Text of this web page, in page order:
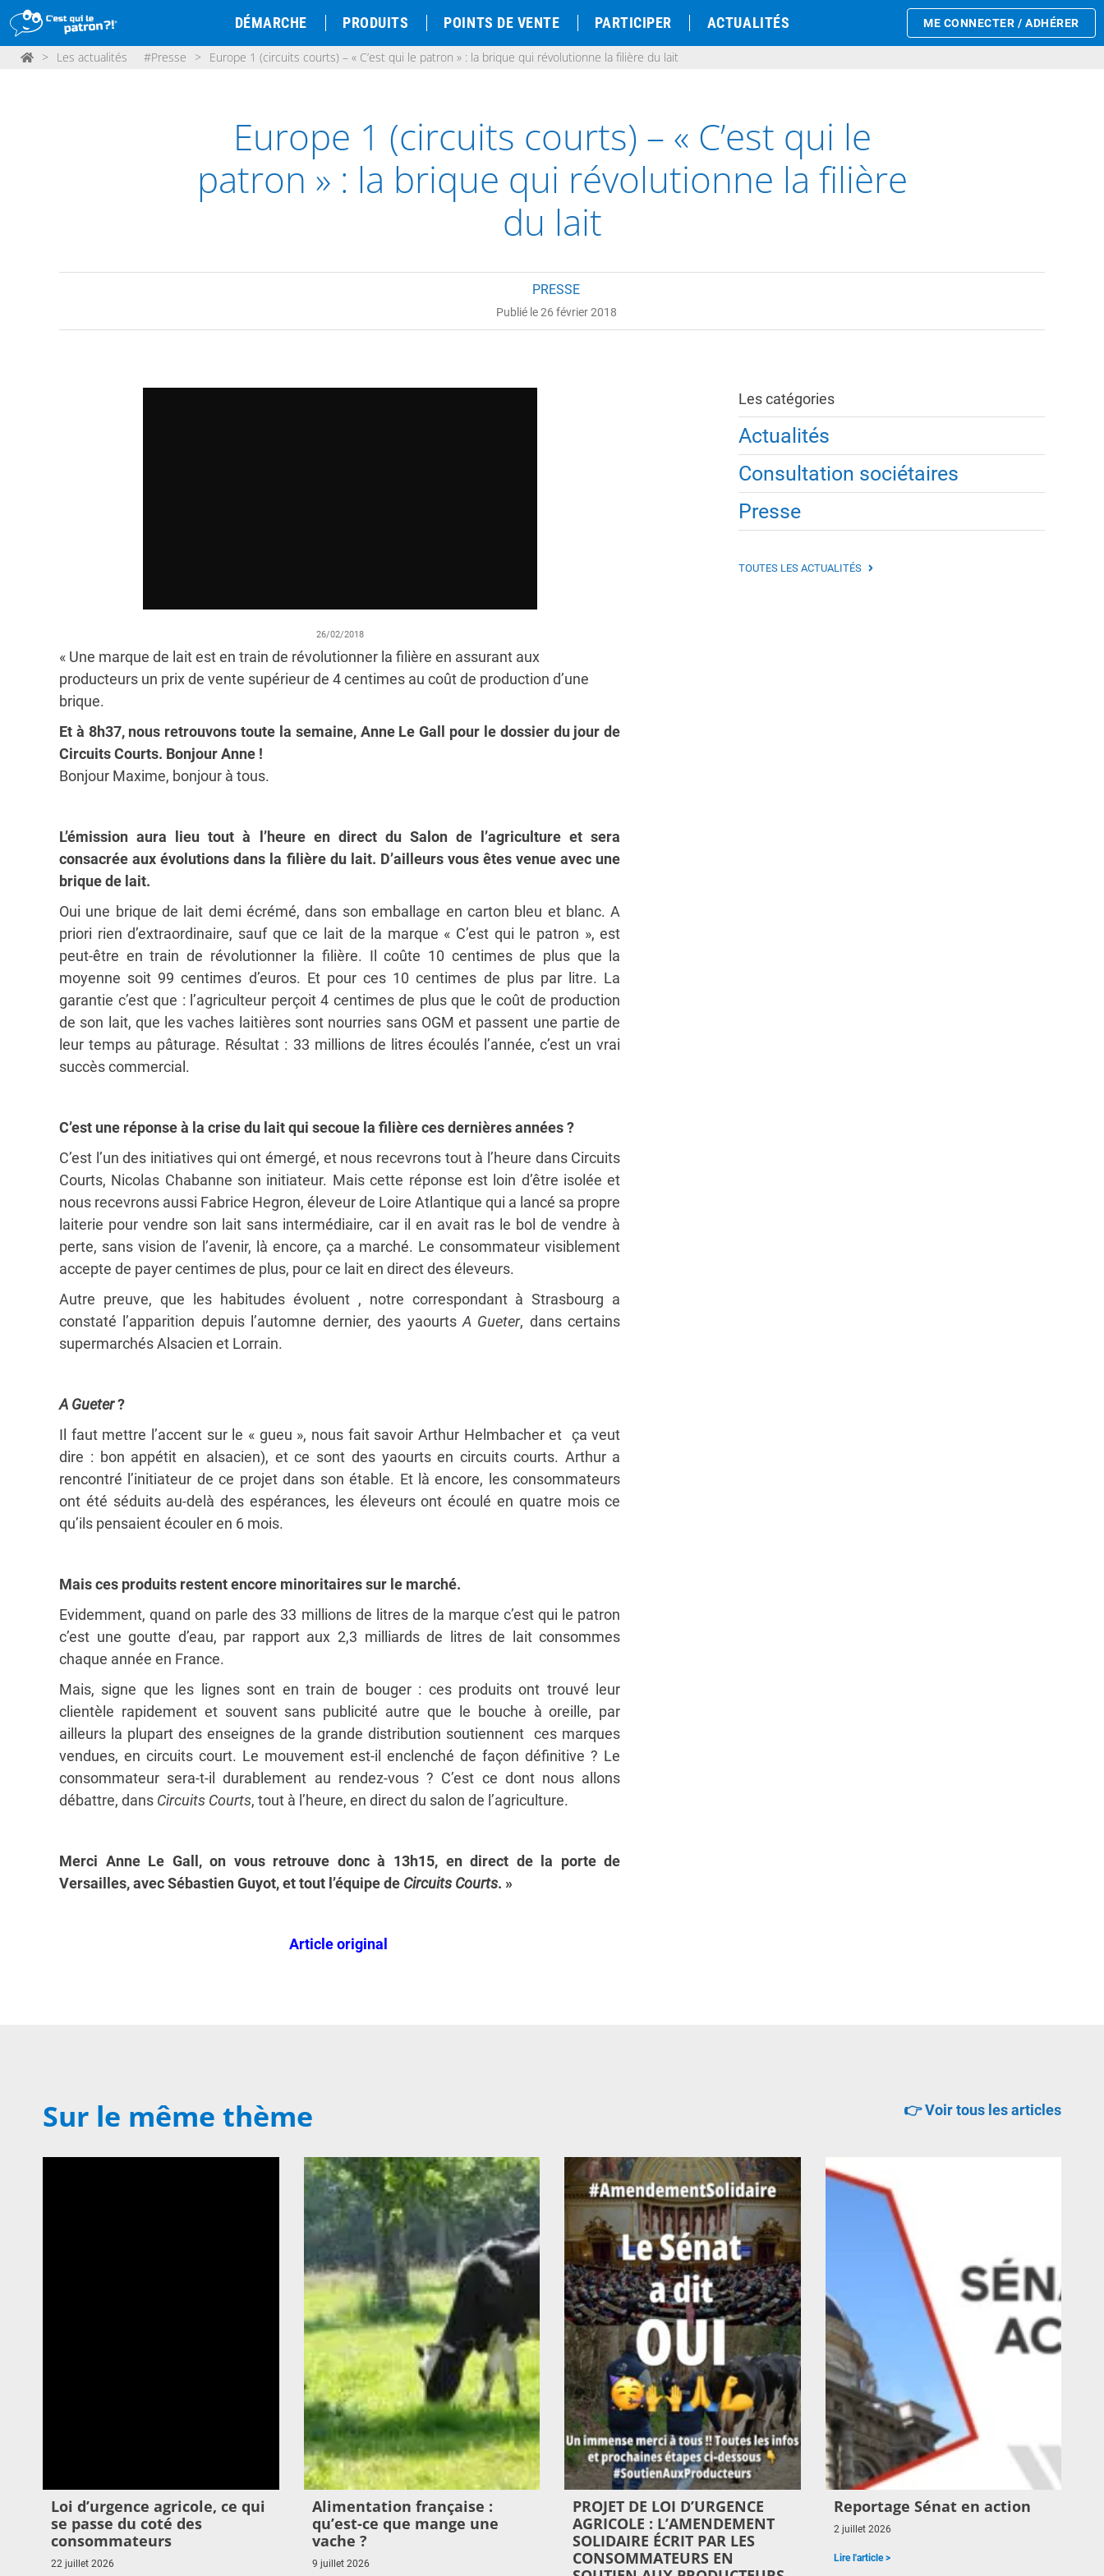
DÉMARCHE PRODUITS POINTS DE VENTE PARTICIPER ACTUALITÉS ME CONNECTER / ADHÉRER
> Les actualités #Presse > Europe 1 (circuits courts) – « C’est qui le patron » : la brique qui révolutionne la filière du lait
Europe 1 (circuits courts) – « C’est qui le
patron » : la brique qui révolutionne la filière
du lait
PRESSE
Publié le 26 février 2018
26/02/2018
« Une marque de lait est en train de révolutionner la filière en assurant aux
producteurs un prix de vente supérieur de 4 centimes au coût de production d’une
brique.
Et à 8h37, nous retrouvons toute la semaine, Anne Le Gall pour le dossier du jour de
Circuits Courts. Bonjour Anne !
Bonjour Maxime, bonjour à tous.
L’émission aura lieu tout à l’heure en direct du Salon de l’agriculture et sera
consacrée aux évolutions dans la filière du lait. D’ailleurs vous êtes venue avec une
brique de lait.
Oui une brique de lait demi écrémé, dans son emballage en carton bleu et blanc. A
priori rien d’extraordinaire, sauf que ce lait de la marque « C’est qui le patron », est
peut-être en train de révolutionner la filière. Il coûte 10 centimes de plus que la
moyenne soit 99 centimes d’euros. Et pour ces 10 centimes de plus par litre. La
garantie c’est que : l’agriculteur perçoit 4 centimes de plus que le coût de production
de son lait, que les vaches laitières sont nourries sans OGM et passent une partie de
leur temps au pâturage. Résultat : 33 millions de litres écoulés l’année, c’est un vrai
succès commercial.
C’est une réponse à la crise du lait qui secoue la filière ces dernières années ?
C’est l’un des initiatives qui ont émergé, et nous recevrons tout à l’heure dans Circuits
Courts, Nicolas Chabanne son initiateur. Mais cette réponse est loin d’être isolée et
nous recevrons aussi Fabrice Hegron, éleveur de Loire Atlantique qui a lancé sa propre
laiterie pour vendre son lait sans intermédiaire, car il en avait ras le bol de vendre à
perte, sans vision de l’avenir, là encore, ça a marché. Le consommateur visiblement
accepte de payer centimes de plus, pour ce lait en direct des éleveurs.
Autre preuve, que les habitudes évoluent , notre correspondant à Strasbourg a
constaté l’apparition depuis l’automne dernier, des yaourtsA Gueter, dans certains
supermarchés Alsacien et Lorrain.
A Gueter?
Il faut mettre l’accent sur le « gueu », nous fait savoir Arthur Helmbacher et ça veut
dire : bon appétit en alsacien), et ce sont des yaourts en circuits courts. Arthur a
rencontré l’initiateur de ce projet dans son étable. Et là encore, les consommateurs
ont été séduits au-delà des espérances, les éleveurs ont écoulé en quatre mois ce
qu’ils pensaient écouler en 6 mois.
Mais ces produits restent encore minoritaires sur le marché.
Evidemment, quand on parle des 33 millions de litres de la marque c’est qui le patron
c’est une goutte d’eau, par rapport aux 2,3 milliards de litres de lait consommes
chaque année en France.
Mais, signe que les lignes sont en train de bouger : ces produits ont trouvé leur
clientèle rapidement et souvent sans publicité autre que le bouche à oreille, par
ailleurs la plupart des enseignes de la grande distribution soutiennent ces marques
vendues, en circuits court. Le mouvement est-il enclenché de façon définitive ? Le
consommateur sera-t-il durablement au rendez-vous ? C’est ce dont nous allons
débattre, dans Circuits Courts, tout à l’heure, en direct du salon de l’agriculture.
Merci Anne Le Gall, on vous retrouve donc à 13h15, en direct de la porte de
Versailles, avec Sébastien Guyot, et tout l’équipe de Circuits Courts. »
Article original
Les catégories
Actualités
Consultation sociétaires
Presse
TOUTES LES ACTUALITÉS
Sur le même thème 👉 Voir tous les articles
Loi d’urgence agricole, ce qui
se passe du coté des
consommateurs
22 juillet 2026
Alimentation française :
qu’est-ce que mange une
vache ?
9 juillet 2026
PROJET DE LOI D’URGENCE
AGRICOLE : L’AMENDEMENT
SOLIDAIRE ÉCRIT PAR LES
CONSOMMATEURS EN
Reportage Sénat en action
2 juillet 2026
Lire l'article >